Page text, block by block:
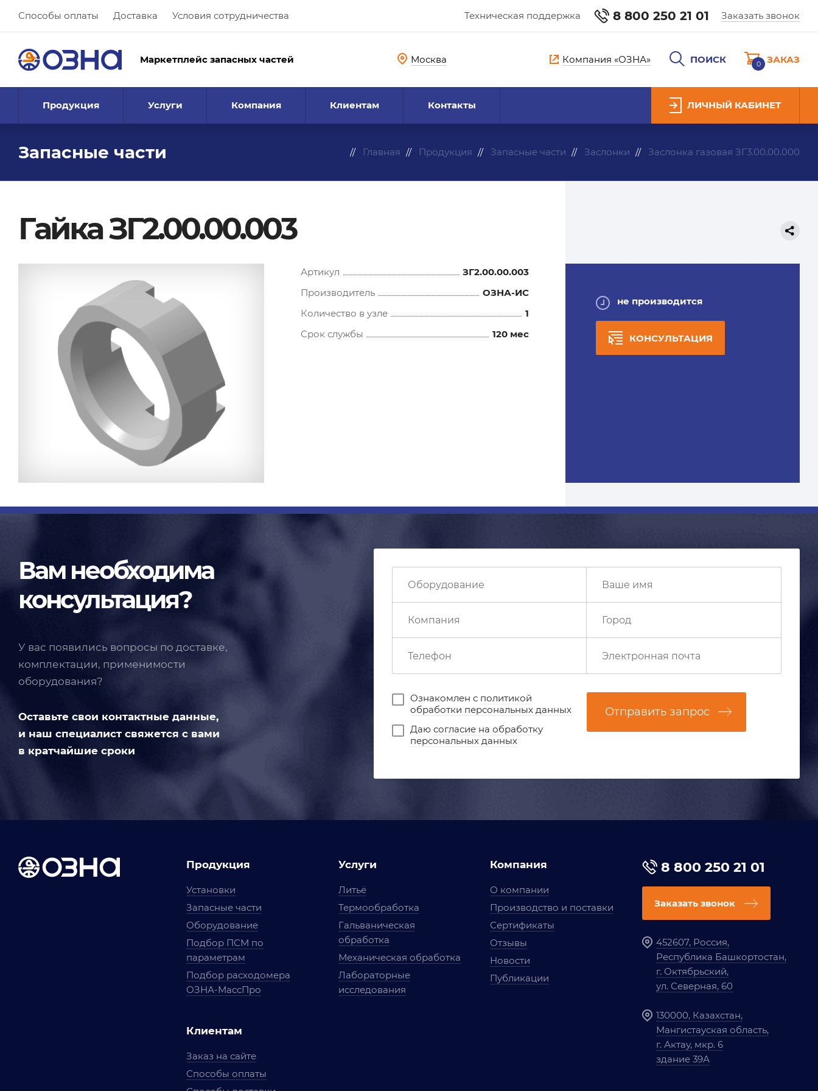
Способы оплаты Доставка Условия сотрудничества Техническая поддержка 8 800 250 21 01 Заказать звонок
Маркетплейс запасных частей Москва Компания «ОЗНА» ПОИСК 0 ЗАКАЗ
Продукция Услуги Компания Клиентам Контакты ЛИЧНЫЙ КАБИНЕТ
Запасные части Главная Продукция Запасные части Заслонки Заслонка газовая ЗГ3.00.00.000
Гайка ЗГ2.00.00.003
Артикул
ЗГ2.00.00.003
Производитель
ОЗНА-ИС
Количество в узле
1
Срок службы
120 мес
не производится
КОНСУЛЬТАЦИЯ
Вам необходима
консультация?
У вас появились вопросы по доставке,
комплектации, применимости
оборудования?
Оставьте свои контактные данные,
и наш специалист свяжется с вами
в кратчайшие сроки
Ознакомлен с политикой
обработки персональных данных
Даю согласие на обработку
персональных данных
Отправить запрос
Продукция
Установки
Запасные части
Оборудование
Подбор ПСМ по
параметрам
Подбор расходомера
ОЗНА-МассПро
Клиентам
Заказ на сайте
Способы оплаты
Услуги
Литьё
Термообработка
Гальваническая
обработка
Механическая обработка
Лабораторные
исследования
Компания
О компании
Производство и поставки
Сертификаты
Отзывы
Новости
Публикации
8 800 250 21 01
Заказать звонок
452607, Россия,
Республика Башкортостан,
г. Октябрьский,
ул. Северная, 60
130000, Казахстан,
Мангистауская область,
г. Актау, мкр. 6
здание 39А